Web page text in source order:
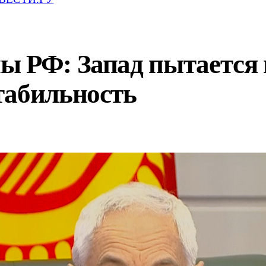
РФ: Запад пытается